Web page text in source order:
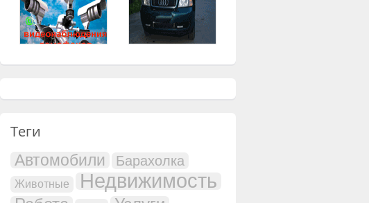
Теги
Автомобили Барахолка
Животные Недвижимость